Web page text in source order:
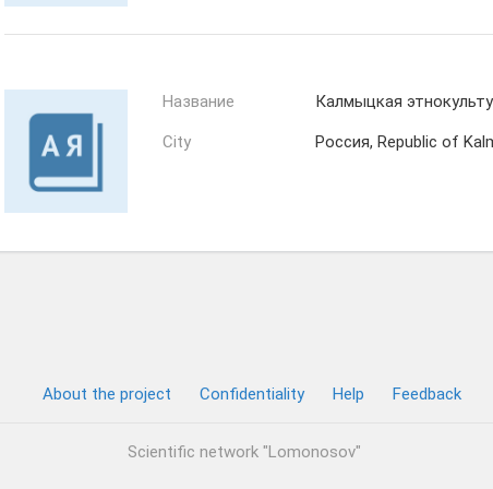
Название Калмыцкая
City Россия, Republic of
About the project Confidentiality Help Feedback
Scientific network "Lomonosov"